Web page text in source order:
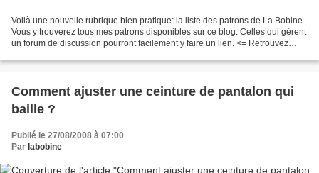
Voilà une nouvelle rubrique bien pratique: la liste des patrons de La Bobine .
Vous y trouverez tous mes patrons disponibles sur ce blog. Celles qui gèrent
un forum de discussion pourront facilement y faire un lien. <= Retrouvez
Comment ajuster une ceinture de pantalon qui
baille ?
Publié le 27/08/2008 à 07:00
Par labobine